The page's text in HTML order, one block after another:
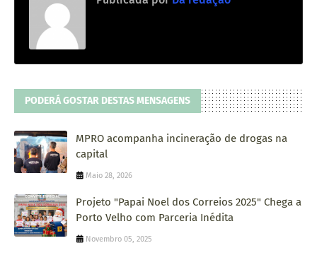
PODERÁ GOSTAR DESTAS MENSAGENS
MPRO acompanha incineração de drogas na
capital
Maio 28, 2026
Projeto "Papai Noel dos Correios 2025" Chega a
Porto Velho com Parceria Inédita
Novembro 05, 2025